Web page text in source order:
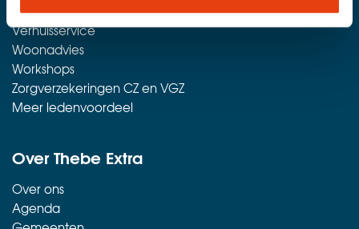
Thuiszorgwinkels
Verhuisservice
Woonadvies
Workshops
Zorgverzekeringen CZ en VGZ
Meer ledenvoordeel
Over Thebe Extra
Over ons
Agenda